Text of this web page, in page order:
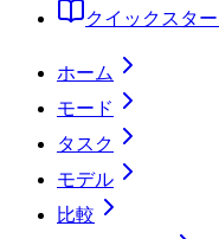
クイックスター
ホーム
モード
タスク
モデル
比較